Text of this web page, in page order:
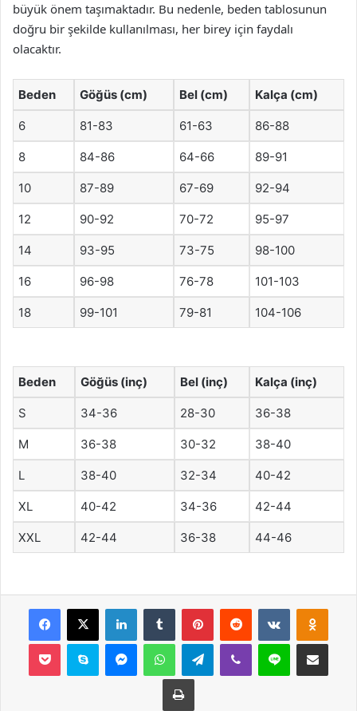
büyük önem taşımaktadır. Bu nedenle, beden tablosunun
doğru bir şekilde kullanılması, her birey için faydalı
olacaktır.
Beden Göğüs (cm) Bel (cm) Kalça (cm)
6 81-83 61-63 86-88
8 84-86 64-66 89-91
10 87-89 67-69 92-94
12 90-92 70-72 95-97
14 93-95 73-75 98-100
16 96-98 76-78 101-103
18 99-101 79-81 104-106
Beden Göğüs (inç) Bel (inç) Kalça (inç)
S 34-36 28-30 36-38
M 36-38 30-32 38-40
L 38-40 32-34 40-42
XL 40-42 34-36 42-44
XXL 42-44 36-38 44-46
Facebook
X LinkedInTumblr PinterestReddit VKontakte
Pocket Skype MessengerWhatsAppTelegramViber Line E-Posta ile
Yazdır